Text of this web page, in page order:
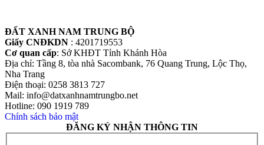
ĐẤT XANH NAM TRUNG BỘ
Giấy CNĐKDN : 4201719553
Cơ quan cấp: Sở KHĐT Tỉnh Khánh Hòa
Địa chỉ: Tầng 8, tòa nhà Sacombank, 76 Quang Trung, Lộc Thọ,
Nha Trang
Điện thoại: 0258 3813 727
Mail: info@datxanhnamtrungbo.net
Hotline: 090 1919 789
Chính sách bảo mật
ĐĂNG KÝ NHẬN THÔNG TIN